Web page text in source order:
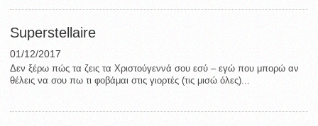
Superstellaire
01/12/2017
Δεν ξέρω πώς τα ζεις τα Χριστούγεννά σου εσύ – εγώ που μπορώ αν
θέλεις να σου πω τι φοβάμαι στις γιορτές (τις μισώ όλες)...